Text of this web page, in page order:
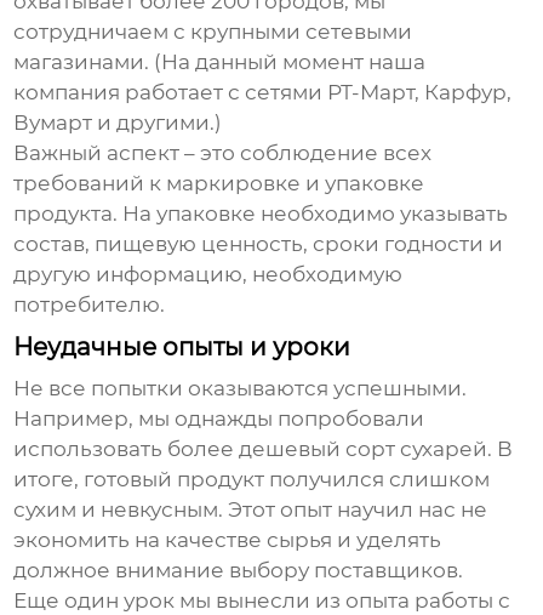
сотрудничаем с крупными сетевыми
магазинами. (На данный момент наша
компания работает с сетями РТ-Март, Карфур,
Вумарт и другими.)
Важный аспект – это соблюдение всех
требований к маркировке и упаковке
продукта. На упаковке необходимо указывать
состав, пищевую ценность, сроки годности и
другую информацию, необходимую
потребителю.
Неудачные опыты и уроки
Не все попытки оказываются успешными.
Например, мы однажды попробовали
использовать более дешевый сорт сухарей. В
итоге, готовый продукт получился слишком
сухим и невкусным. Этот опыт научил нас не
экономить на качестве сырья и уделять
должное внимание выбору поставщиков.
Еще один урок мы вынесли из опыта работы с